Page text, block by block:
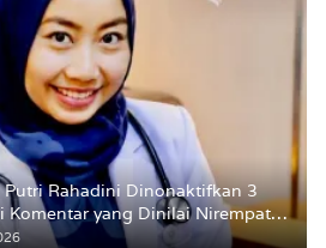
Putri Rahadini Dinonaktifkan 3
Komentar yang Dinilai Nirempati